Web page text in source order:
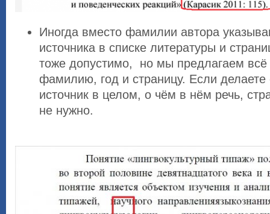
Иногда вместо фамилии автора
источника в списке литературы и
тоже допустимо, но мы предлагаем всё
фамилию, год и страницу. Если делаете
источник в целом, о чём в нём речь,
не нужно.